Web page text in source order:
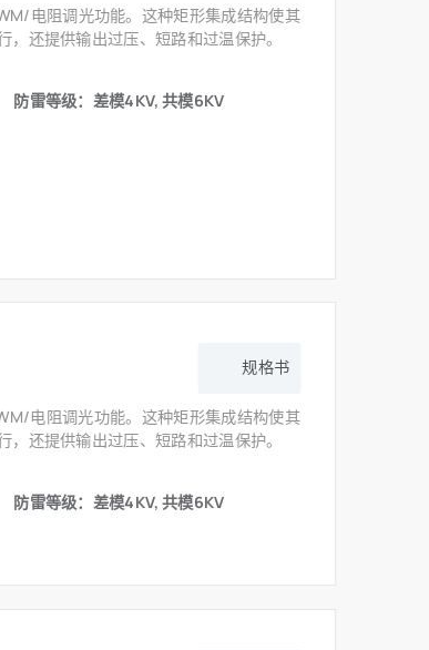
电阻调光功能。这种矩形集成结构使其
还提供输出过压、短路和过温保护。
防雷等级：差模4KV, 共模6KV
规格书
电阻调光功能。这种矩形集成结构使其
还提供输出过压、短路和过温保护。
防雷等级：差模4KV, 共模6KV